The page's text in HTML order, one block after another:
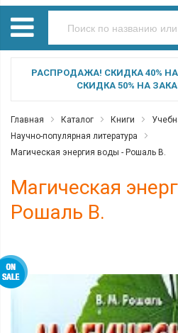
РАСПРОДАЖА! СКИДКА 40%
СКИДКА 50% НА
Главная Каталог Книги
Научно-популярная литература
Магическая энергия воды - Рошаль В.
Магическая
Рошаль В.